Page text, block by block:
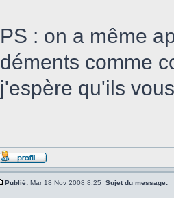
PS : on a même
déments comme
j'espère qu'ils
Publié: Mar 18 Nov 2008 8:25 Sujet du message: